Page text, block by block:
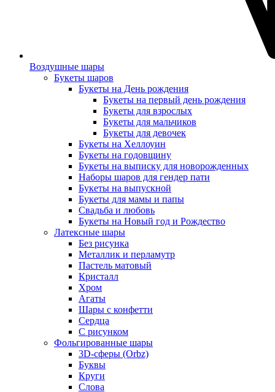
Воздушные шары
Букеты шаров
Букеты на День рождения
Букеты на первый день рождения
Букеты для взрослых
Букеты для мальчиков
Букеты для девочек
Букеты на Хеллоуин
Букеты на годовщину
Букеты на выписку для новорожденных
Наборы шаров для гендер пати
Букеты на выпускной
Букеты для мамы и папы
Свадьба и любовь
Букеты на Новый год и Рождество
Латексные шары
Без рисунка
Металлик и перламутр
Пастель матовый
Кристалл
Хром
Агаты
Шары с конфетти
Сердца
С рисунком
Фольгированные шары
3D-сферы (Orbz)
Буквы
Круги
Слова